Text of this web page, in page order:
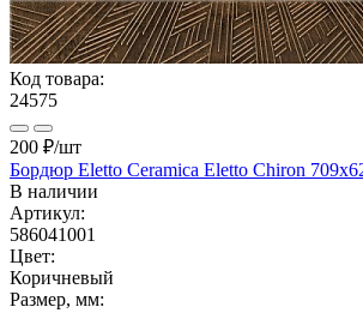
Код товара:
24575
200 ₽/шт
Бордюр Eletto Ceramica Eletto Chiron
В наличии
Артикул:
586041001
Цвет:
Коричневый
Размер, мм: